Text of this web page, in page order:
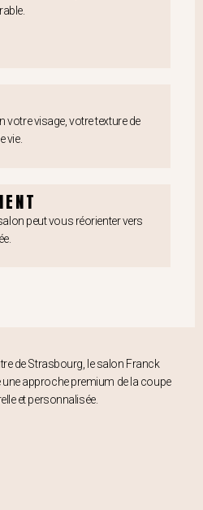
votre visage, votre texture de
vie.
peut vous réorienter vers
de Strasbourg, le salon Franck
approche premium de la coupe
et personnalisée.